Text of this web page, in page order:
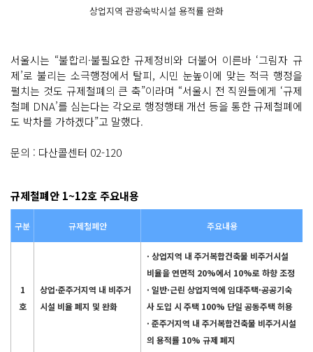
상업지역 관광숙박시설 용적률 완화
서울시는 “불합리·불필요한 규제정비와 더불어 이른바 ‘그림자 규
제’로 불리는 소극행정에서 탈피, 시민 눈높이에 맞는 적극 행정을
펼치는 것도 규제철폐의 큰 축”이라며 “서울시 전 직원들에게 ‘규제
철폐 DNA’를 심는다는 각오로 행정행태 개선 등을 통한 규제철폐에
도 박차를 가하겠다”고 말했다.
문의 : 다산콜센터 02-120
규제철폐안 1~12호 주요내용
구분 규제철폐안 주요내용
1
호
상업·준주거지역 내 비주거
시설 비율 폐지 및 완화
· 상업지역 내 주거복합건축물 비주거시설
비율을 연면적 20%에서 10%로 하향 조정
· 일반·근린 상업지역에 임대주택·공공기숙
사 도입 시 주택 100% 단일 공동주택 허용
· 준주거지역 내 주거복합건축물 비주거시설
의 용적률 10% 규제 폐지